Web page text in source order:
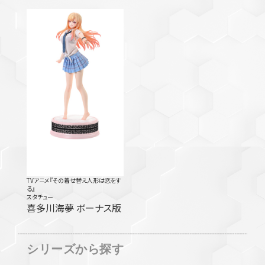
TVアニメ『その着せ替え人形は恋をす
る』
スタチュー
喜多川海夢 ボーナス版
シリーズから探す